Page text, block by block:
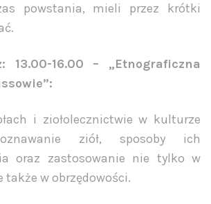
powstania, mieli przez krótki
13.00-16.00 – „Etnograficzna
i ziołolecznictwie w kulturze
ziół, sposoby ich
oraz zastosowanie nie tylko w
także w obrzędowości.